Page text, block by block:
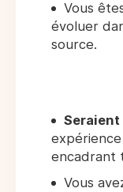
Vous
évoluer
source.
encadrant
Vous